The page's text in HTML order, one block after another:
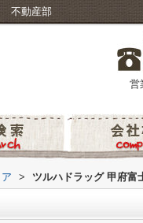
不動産部
営
> ツルハドラッグ 甲府富